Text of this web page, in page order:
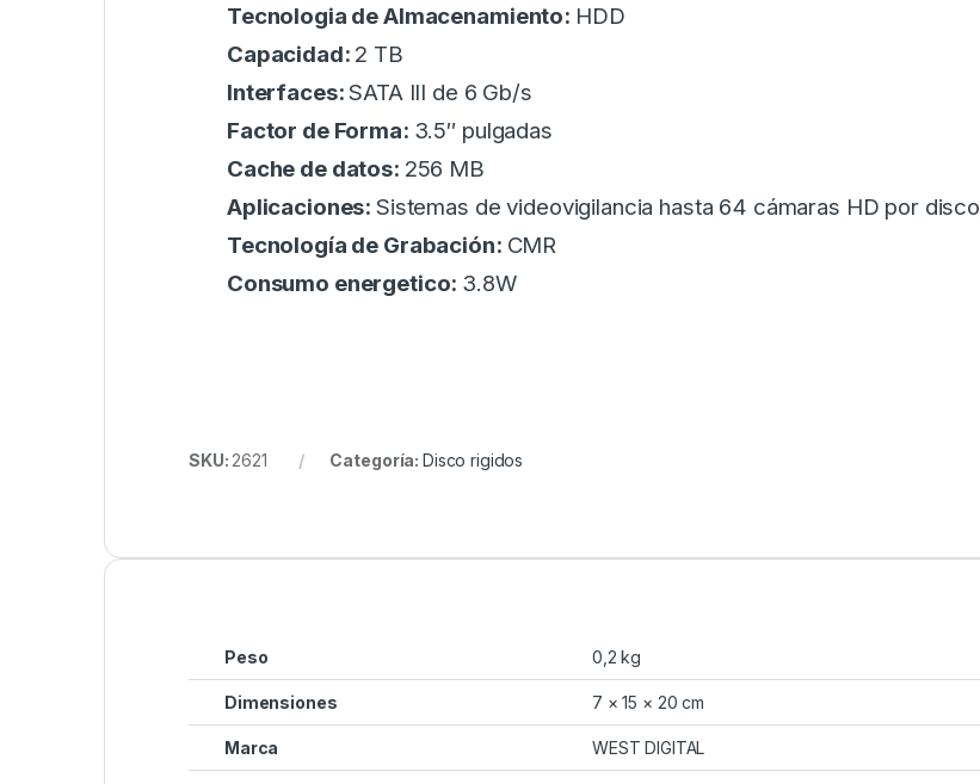
Tecnologia de Almacenamiento: HDD
Capacidad: 2 TB
Interfaces:SATA III de 6 Gb/s
Factor de Forma: 3.5″ pulgadas
Cache de datos: 256 MB
Aplicaciones:Sistemas de videovigilancia hasta 64 cámaras HD por disco
Tecnología de Grabación: CMR
Consumo energetico: 3.8W
SKU: 2621 Categoría: Disco rigidos
Peso 0,2 kg
Dimensiones 7 × 15 × 20 cm
Marca WEST DIGITAL